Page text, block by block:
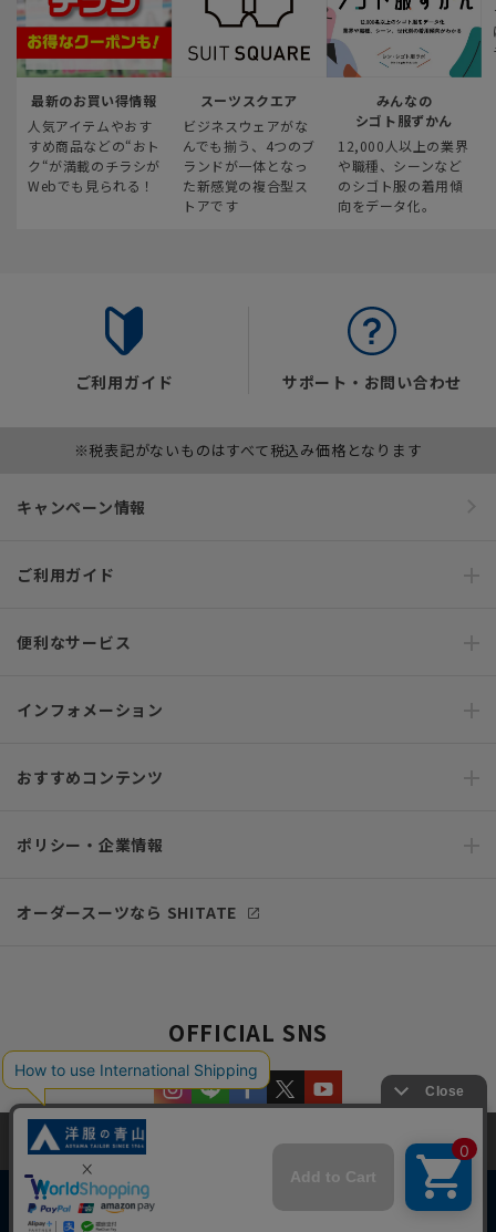
最新のお買い得情報
人気アイテムやおす
すめ商品などの“おト
ク“が満載のチラシが
Webでも見られる！
スーツスクエア
ビジネスウェアがな
んでも揃う、4つのブ
ランドが一体となっ
た新感覚の複合型ス
トアです
みんなの
シゴト服ずかん
12,000人以上の業界
や職種、シーンなど
のシゴト服の着用傾
向をデータ化。
ご利用ガイド サポート・お問い合わせ
※税表記がないものはすべて税込み価格となります
キャンペーン情報
ご利用ガイド
便利なサービス
インフォメーション
おすすめコンテンツ
ポリシー・企業情報
オーダースーツなら SHITATE
OFFICIAL SNS
当サイトでは、快適な閲覧体験とコンテンツ改善のためにCookieを使用
しています。閲覧を続けることで、Cookieの使用に同意したものとみな
します。詳細については